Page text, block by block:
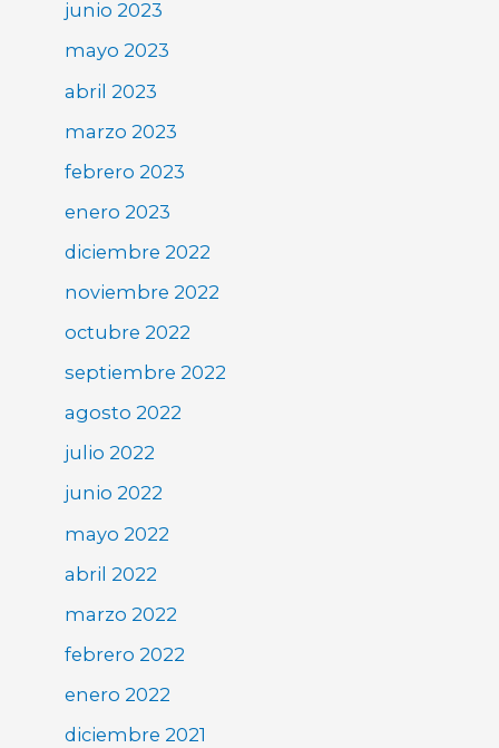
junio 2023
mayo 2023
abril 2023
marzo 2023
febrero 2023
enero 2023
diciembre 2022
noviembre 2022
octubre 2022
septiembre 2022
agosto 2022
julio 2022
junio 2022
mayo 2022
abril 2022
marzo 2022
febrero 2022
enero 2022
diciembre 2021